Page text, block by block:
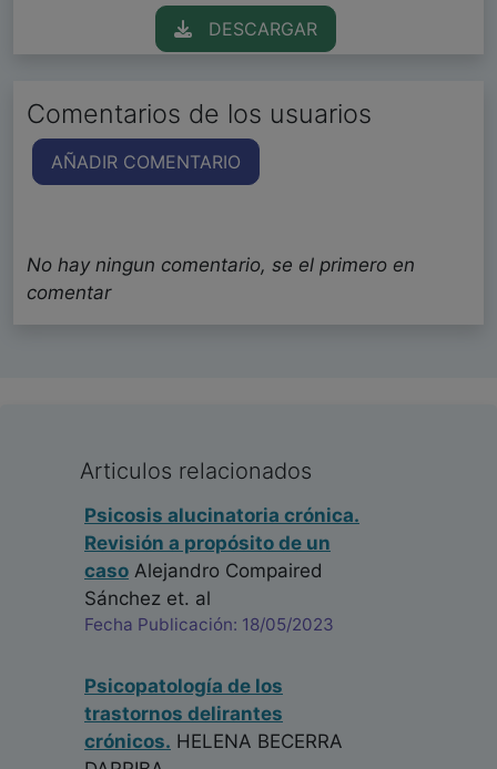
DESCARGAR
Comentarios de los usuarios
AÑADIR COMENTARIO
No hay ningun comentario, se el primero en
comentar
Articulos relacionados
Psicosis alucinatoria crónica.
Revisión a propósito de un
caso Alejandro Compaired
Sánchez et. al
Fecha Publicación: 18/05/2023
Psicopatología de los
trastornos delirantes
crónicos. HELENA BECERRA